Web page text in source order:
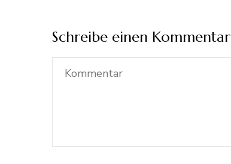
Schreibe einen Kommentar